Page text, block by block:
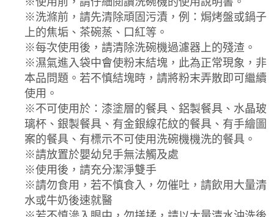
※洗滌前，請先清除頑固污漬，例：焗烤盤或鍋子
上的焦垢、茶碗蒸、口紅等。
※每次使用後，請清除洗碗機過濾器上的殘渣。
※濕氣進入袋中會使粉末結塊，此為正常現象，非
本品問題。若不慎結塊時，請將粉末弄散即可繼續
使用。
※不可使用於：漆塗層的餐具、鋁製餐具、水晶玻
璃杯、銀製餐具、有金銀線花紋的餐具、有手繪圖
案的餐具、有標示不可使用洗碗機機洗的餐具。
※請放置於嬰幼兒手無法觸及處
※使用後，請充分潔淨雙手
※請勿食用，若不慎食入，勿催吐，請飲用大量清
水或牛奶後速就醫